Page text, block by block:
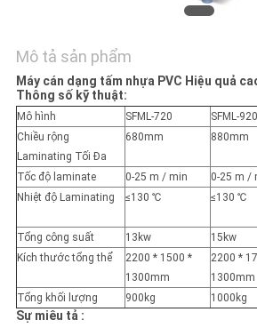
SƠ
ĐỒ
TRANG
WEB
PRIVACY
POLICY
Mô tả sản phẩm
Máy cán dạng tấm nhựa PVC Hiệu quả
Thông số kỹ thuật:
Mô hình SFML-720 SFML-920
Chiều rộng
Laminating Tối Đa
680mm 880mm
Tốc độ laminate 0-25 m / min 0-25 m /
Nhiệt độ Laminating
≤130 ℃ ≤130 ℃
Tổng công suất 13kw 15kw
Kích thước tổng thể
2200 * 1500 *
1300mm
2200 *
1300mm
Tổng khối lượng
900kg 1000kg
Sự miêu tả :